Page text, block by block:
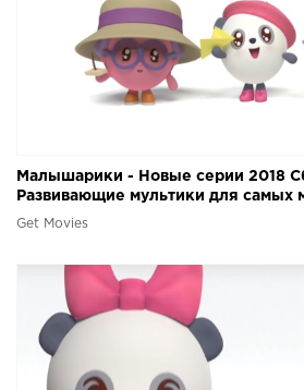
Малышарики - Новые серии 2018
Развивающие мультики для самых
Get Movies